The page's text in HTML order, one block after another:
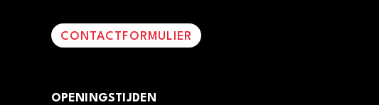
CONTACTFORMULIER
OPENINGSTIJDEN